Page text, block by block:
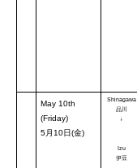
May 10th
(Friday)
5月10日(金)
Shinagawa
品川
↓
Izu
伊豆